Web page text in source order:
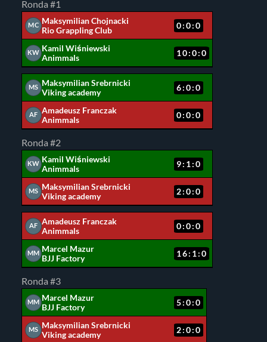
Ronda #1
MC Maksymilian Chojnacki
Rio Grappling Club
0:0:0
KW Kamil Wiśniewski
Animmals
10:0:0
MS Maksymilian Srebrnicki
Viking academy
6:0:0
AF Amadeusz Franczak
Animmals
0:0:0
Ronda #2
KW Kamil Wiśniewski
Animmals
9:1:0
MS Maksymilian Srebrnicki
Viking academy
2:0:0
AF Amadeusz Franczak
Animmals
0:0:0
MM Marcel Mazur
BJJ Factory
16:1:0
Ronda #3
MM Marcel Mazur
BJJ Factory
5:0:0
MS Maksymilian Srebrnicki
Viking academy
2:0:0